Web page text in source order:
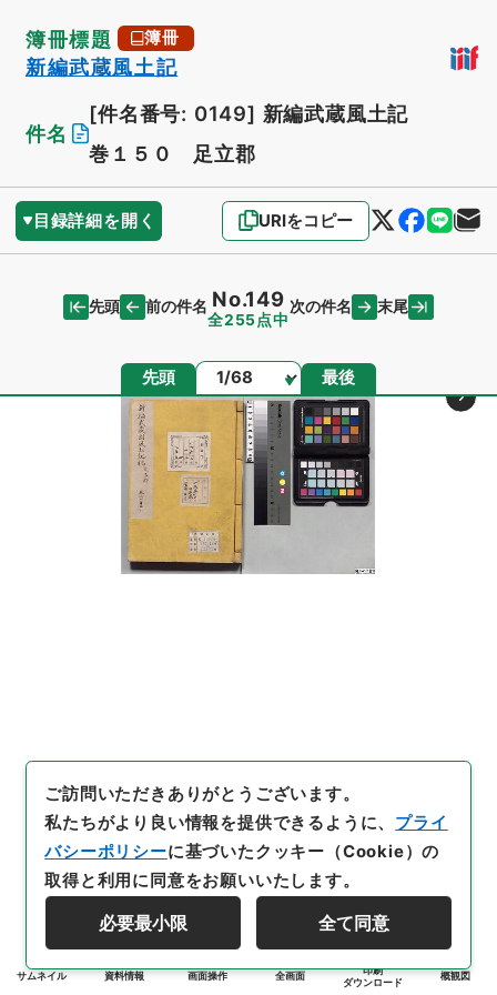
簿冊標題 簿冊
新編武蔵風土記
件名
[件名番号: 0149] 新編武蔵風土記
巻１５０ 足立郡
目録詳細を開く URIをコピー
先頭 前の件名 No.149
全255点中
次の件名 末尾
先頭 ページ 最後
サムネイル 資料情報 画面操作 全画面
印刷
ダウンロード
概観図
ご訪問いただきありがとうございます。
私たちがより良い情報を提供できるように、 プライ
バシーポリシーに基づいたクッキー（Cookie）の
取得と利用に同意をお願いいたします。
必要最小限 全て同意